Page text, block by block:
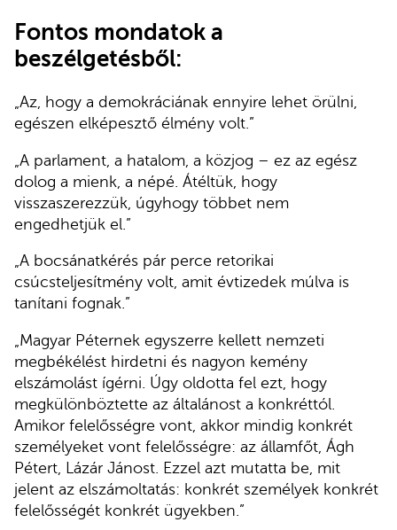
Fontos mondatok a
beszélgetésből:
„Az, hogy a demokráciának ennyire lehet örülni,
egészen elképesztő élmény volt.”
„A parlament, a hatalom, a közjog – ez az egész
dolog a mienk, a népé. Átéltük, hogy
visszaszerezzük, úgyhogy többet nem
engedhetjük el.”
„A bocsánatkérés pár perce retorikai
csúcsteljesítmény volt, amit évtizedek múlva is
tanítani fognak.”
„Magyar Péternek egyszerre kellett nemzeti
megbékélést hirdetni és nagyon kemény
elszámolást ígérni. Úgy oldotta fel ezt, hogy
megkülönböztette az általánost a konkréttól.
Amikor felelősségre vont, akkor mindig konkrét
személyeket vont felelősségre: az államfőt, Ágh
Pétert, Lázár Jánost. Ezzel azt mutatta be, mit
jelent az elszámoltatás: konkrét személyek konkrét
felelősségét konkrét ügyekben.”